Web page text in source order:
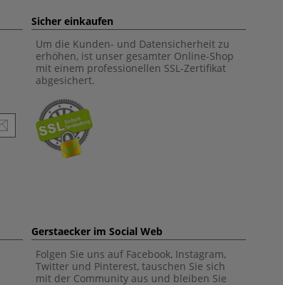
Sicher einkaufen
Um die Kunden- und Datensicherheit zu
erhöhen, ist unser gesamter Online-Shop
mit einem professionellen SSL-Zertifikat
abgesichert.
Gerstaecker im Social Web
Folgen Sie uns auf Facebook, Instagram,
Twitter und Pinterest, tauschen Sie sich
mit der Community aus und bleiben Sie